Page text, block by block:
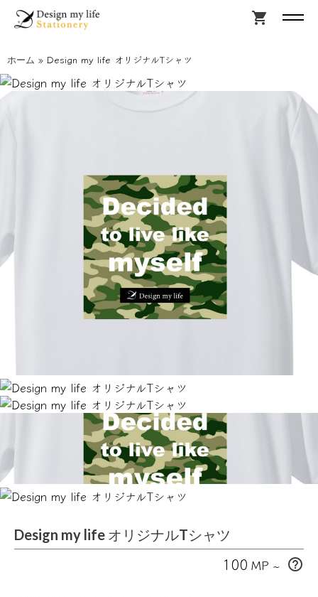
shopping_cart
ホーム » Design my life オリジナルTシャツ
Design my life オリジナルTシャツ
100 MP ~ help_outline